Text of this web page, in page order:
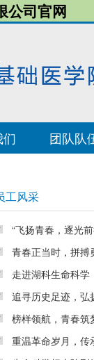
公司官网
团队队
工风采
“飞扬青春，逐光
青春正当时，拼
走进湖科生命科
追寻历史足迹，弘
榜样领航，青春
重温革命岁月，传